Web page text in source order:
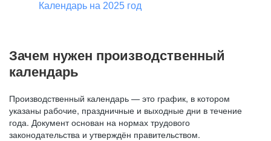
Календарь на 2025 год
Зачем нужен производственный
календарь
Производственный календарь — это график, в котором
указаны рабочие, праздничные и выходные дни в течение
года. Документ основан на нормах трудового
законодательства и утверждён правительством.